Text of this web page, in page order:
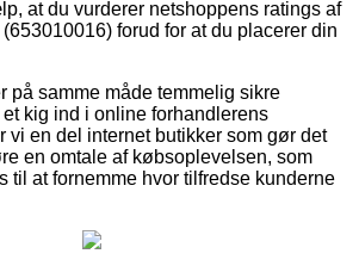
at du vurderer netshoppens ratings af
forud for at du placerer din
på samme måde temmelig sikre
kig ind i online forhandlerens
vi en del internet butikker som gør det
en omtale af købsoplevelsen, som
til at fornemme hvor tilfredse kunderne